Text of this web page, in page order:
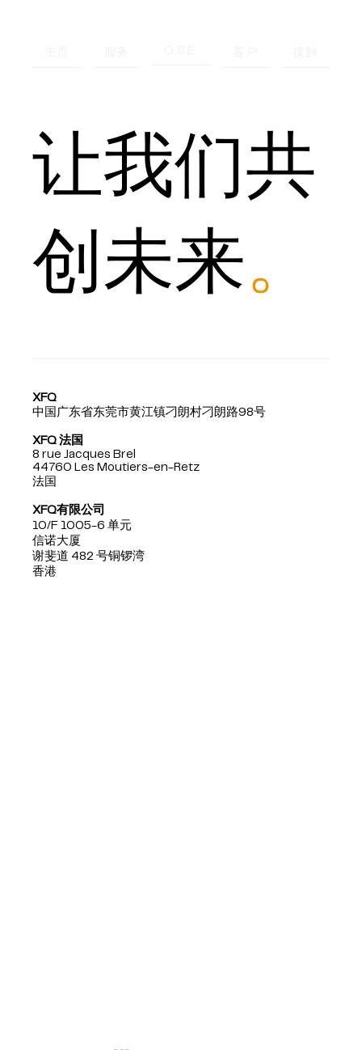
让我们共
创未来。
XFQ
中国广东省东莞市黄江镇刁朗村刁朗路98号
XFQ 法国
8 rue Jacques Brel
44760 Les Moutiers-en-Retz
法国
XFQ有限公司
10/F 1005-6 单元
信诺大厦
谢斐道 482 号铜锣湾
香港